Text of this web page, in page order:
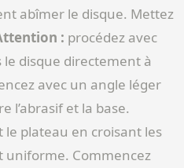
abîmer le disque. Mettez
: procédez avec
le disque directement à
avec un angle léger
l’abrasif et la base.
plateau en croisant les
uniforme. Commencez